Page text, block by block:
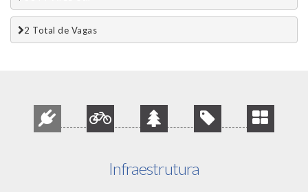
2 Total de Vagas
Infraestrutura